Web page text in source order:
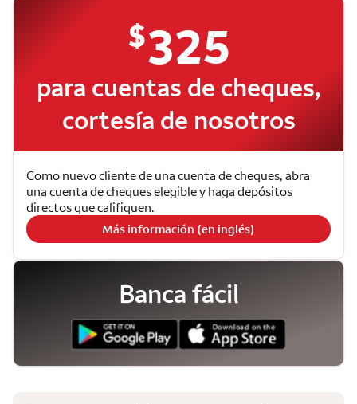
$325
para cuentas de cheques,
cortesía de nosotros
Como nuevo cliente de una cuenta de cheques, abra
una cuenta de cheques elegible y haga depósitos
directos que califiquen.
Más información (en inglés)
Banca fácil